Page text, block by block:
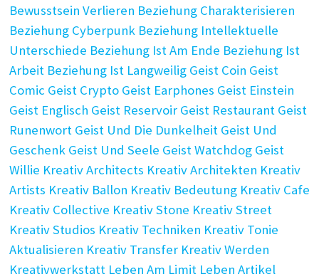
Bewusstsein Verlieren Beziehung Charakterisieren
Beziehung Cyberpunk Beziehung Intellektuelle
Unterschiede Beziehung Ist Am Ende Beziehung Ist
Arbeit Beziehung Ist Langweilig Geist Coin Geist
Comic Geist Crypto Geist Earphones Geist Einstein
Geist Englisch Geist Reservoir Geist Restaurant Geist
Runenwort Geist Und Die Dunkelheit Geist Und
Geschenk Geist Und Seele Geist Watchdog Geist
Willie Kreativ Architects Kreativ Architekten Kreativ
Artists Kreativ Ballon Kreativ Bedeutung Kreativ Cafe
Kreativ Collective Kreativ Stone Kreativ Street
Kreativ Studios Kreativ Techniken Kreativ Tonie
Aktualisieren Kreativ Transfer Kreativ Werden
Kreativwerkstatt Leben Am Limit Leben Artikel